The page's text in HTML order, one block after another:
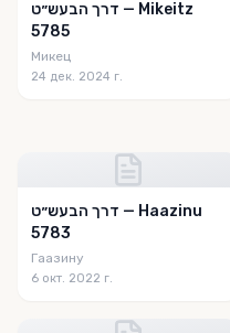
דרך הבעש״ט — Mikeitz
5785
Микец
24 дек. 2024 г.
דרך הבעש״ט — Haazinu
5783
Гаазину
6 окт. 2022 г.